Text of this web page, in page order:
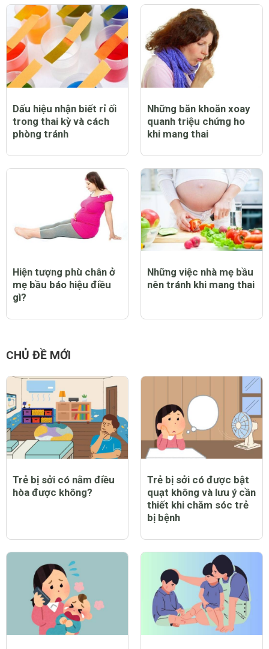
Dấu hiệu nhận biết rỉ ối
trong thai kỳ và cách
phòng tránh
Những băn khoăn xoay
quanh triệu chứng ho
khi mang thai
Hiện tượng phù chân ở
mẹ bầu báo hiệu điều
gì?
Những việc nhà mẹ bầu
nên tránh khi mang thai
CHỦ ĐỀ MỚI
Trẻ bị sởi có nằm điều
hòa được không?
Trẻ bị sởi có được bật
quạt không và lưu ý cần
thiết khi chăm sóc trẻ
bị bệnh